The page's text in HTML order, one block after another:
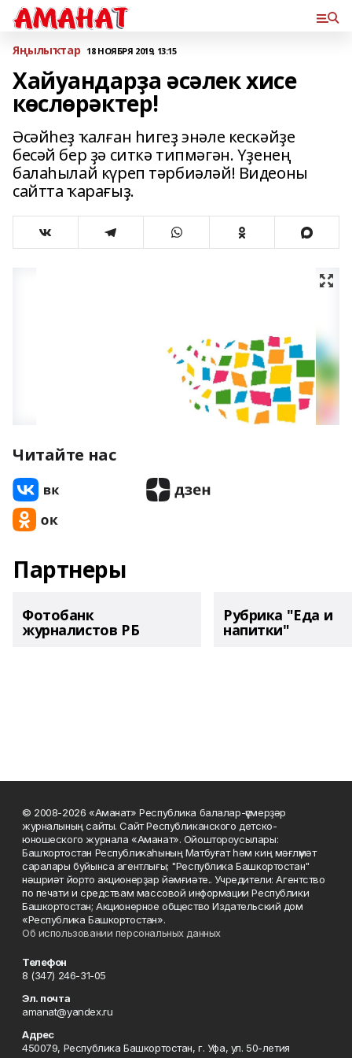
Яңылыҡтар 18 НОЯБРЯ 2019, 13:15
Хайуандарҙа әсәлек хисе
көслөрәктер!
Әсәйһеҙ ҡалған һигеҙ энәле кескәйҙе
бесәй бер ҙә ситкә типмәгән. Үҙенең
балаһылай күреп тәрбиәләй! Видеоны
сайтта ҡарағыҙ.
Читайте нас
Партнеры
Фотобанк
журналистов РБ
Рубрика "Еда и
напитки"
© 2008-2026 «Аманат» Республика балалар-үҫмерҙәр
журналының сайты. Сайт Республиканского детско-
юношеского журнала «Аманат». Ойоштороусылары:
Башҡортостан Республикаһының Матбуғат һәм киң мәғлүмәт
саралары буйынса агентлығы; "Республика Башкортостан"
нәшриәт йорто акционерҙар йәмғиәте.. Учредители: Агентство
по печати и средствам массовой информации Республики
Башкортостан; Акционерное общество Издательский дом
«Республика Башкортостан».
Об использовании персональных данных
Телефон
8 (347) 246-31-05
Эл. почта
amanat@yandex.ru
Адрес
450079, Республика Башкортостан, г. Уфа, ул. 50-летия